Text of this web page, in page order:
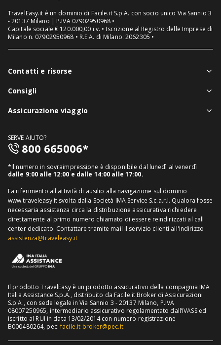
TravelEasy.it è un dominio di Facile.it S.p.A. con socio unico Via Sannio 3
- 20137 Milano | P.IVA 07902950968 •
Capitale sociale € 120.000,00 i.v. • Iscrizione al Registro delle Imprese di
Milano n. 07902950968 • R.E.A. di Milano: 2062305 •
Contatti e risorse
Chi siamo
FAQ
Mappa del sito
Informativa distributore
Consigli
Notizie viaggi
Assicurazione viaggio
Assicurazione viaggio annuale
Assicurazione medico sanitaria
Assicurazione viaggio USA
Assicurazione viaggio Thailandia
Assicurazione viaggio Cuba
SERVE AIUTO?
800 665006*
*Il numero in sovraimpressione è disponibile dal lunedì al venerdì
dalle 9:00 alle 12:00 e dalle 14:00 alle 17:00.
Fa riferimento all'attività di ausilio alla navigazione sul dominio
www.traveleasy.it svolta dalla Società IMA Service S.c.a.r.l. Qualora fosse
necessaria assistenza circa la distribuzione assicurativa richiedere
direttamente al primo numero chiamato di essere reindirizzati al call
center dedicato. Contattare tramite mail il servizio clienti all'indirizzo
assistenza@traveleasy.it
Il prodotto TravelEasy è un prodotto assicurativo della compagnia IMA
Italia Assistance S.p.A., distribuito da Facile.it Broker di Assicurazioni
S.p.A., con sede legale in Via Sannio 3 - 20137 Milano, P.IVA
08007250965, intermediario assicurativo regolamentato dall’IVASS ed
iscritto al RUI in data 13/02/2014 con numero registrazione
B000480264, pec:facile.it-broker@pec.it